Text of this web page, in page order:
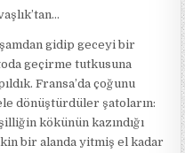
gidip geceyi bir
geçirme tutkusuna
Fransa’da çoğunu
dönüştürdüler şatoların:
kökünün kazındığı
bir alanda yitmiş el kadar